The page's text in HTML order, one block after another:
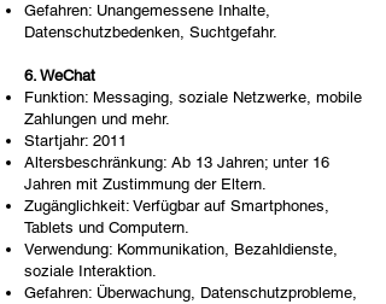
Gefahren: Unangemessene Inhalte,
Datenschutzbedenken, Suchtgefahr.
6. WeChat
Funktion: Messaging, soziale Netzwerke, mobile
Zahlungen und mehr.
Startjahr: 2011
Altersbeschränkung: Ab 13 Jahren; unter 16
Jahren mit Zustimmung der Eltern.
Zugänglichkeit: Verfügbar auf Smartphones,
Tablets und Computern.
Verwendung: Kommunikation, Bezahldienste,
soziale Interaktion.
Gefahren: Überwachung, Datenschutzprobleme,